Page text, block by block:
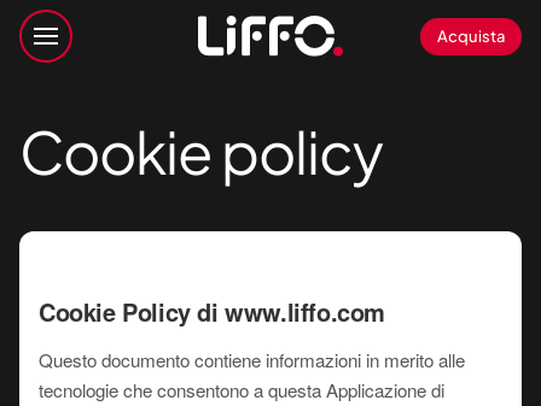
Acquista
Cookie policy
Cookie Policy di www.liffo.com
Questo documento contiene informazioni in merito alle
tecnologie che consentono a questa Applicazione di